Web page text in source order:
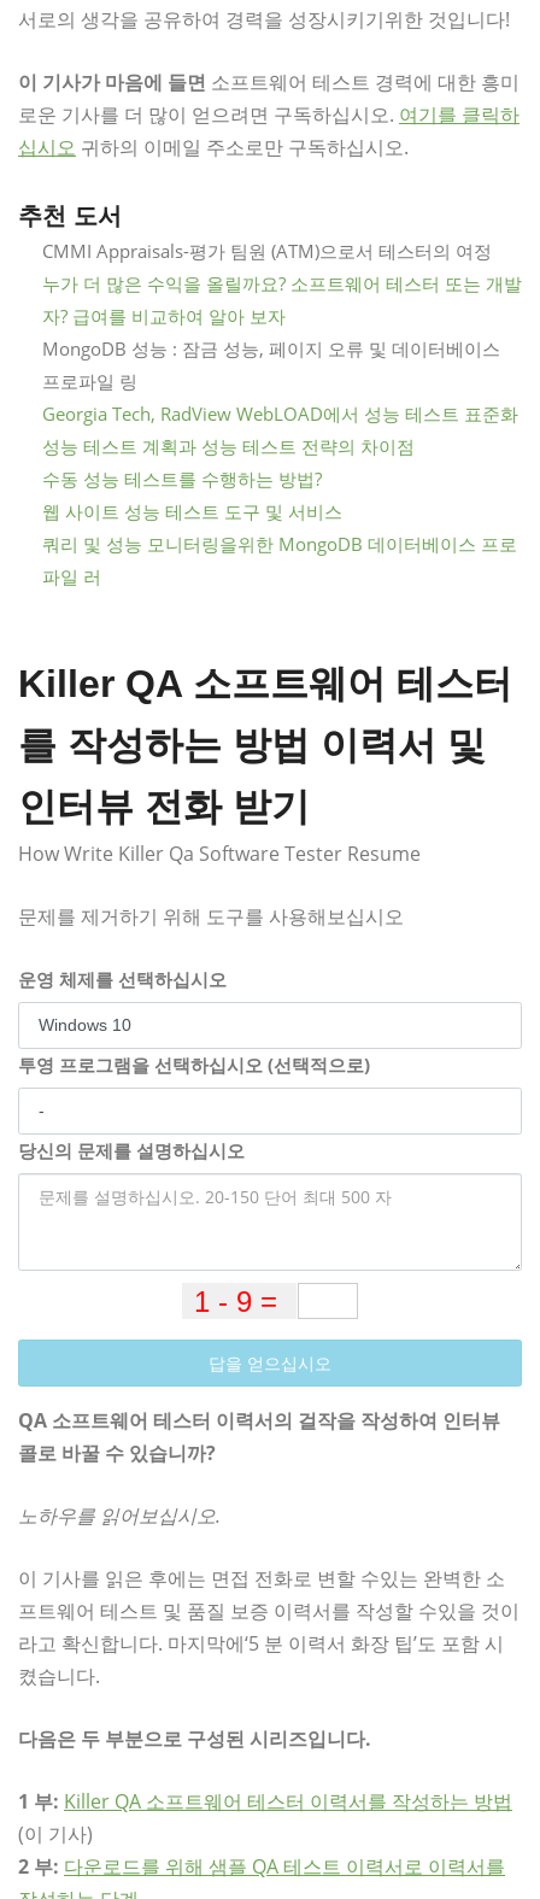
서로의 생각을 공유하여 경력을 성장시키기위한 것입니다!
이 기사가 마음에 들면 소프트웨어 테스트 경력에 대한 흥미
로운 기사를 더 많이 얻으려면 구독하십시오. 여기를 클릭하
십시오 귀하의 이메일 주소로만 구독하십시오.
추천 도서
CMMI Appraisals-평가 팀원 (ATM)으로서 테스터의 여정
누가 더 많은 수익을 올릴까요? 소프트웨어 테스터 또는 개발
자? 급여를 비교하여 알아 보자
MongoDB 성능 : 잠금 성능, 페이지 오류 및 데이터베이스
프로파일 링
Georgia Tech, RadView WebLOAD에서 성능 테스트 표준화
성능 테스트 계획과 성능 테스트 전략의 차이점
수동 성능 테스트를 수행하는 방법?
웹 사이트 성능 테스트 도구 및 서비스
쿼리 및 성능 모니터링을위한 MongoDB 데이터베이스 프로
파일 러
Killer QA 소프트웨어 테스터
를 작성하는 방법 이력서 및
인터뷰 전화 받기
How Write Killer Qa Software Tester Resume
문제를 제거하기 위해 도구를 사용해보십시오
운영 체제를 선택하십시오
투영 프로그램을 선택하십시오 (선택적으로)
당신의 문제를 설명하십시오
답을 얻으십시오
QA 소프트웨어 테스터 이력서의 걸작을 작성하여 인터뷰
콜로 바꿀 수 있습니까?
노하우를 읽어보십시오.
이 기사를 읽은 후에는 면접 전화로 변할 수있는 완벽한 소
프트웨어 테스트 및 품질 보증 이력서를 작성할 수있을 것이
라고 확신합니다. 마지막에‘5 분 이력서 화장 팁’도 포함 시
켰습니다.
다음은 두 부분으로 구성된 시리즈입니다.
1 부: Killer QA 소프트웨어 테스터 이력서를 작성하는 방법
(이 기사)
2 부: 다운로드를 위해 샘플 QA 테스트 이력서로 이력서를